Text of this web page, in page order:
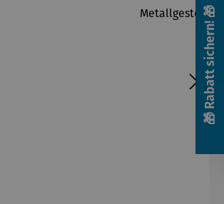
🎁 Rabatt sichern! 🎁